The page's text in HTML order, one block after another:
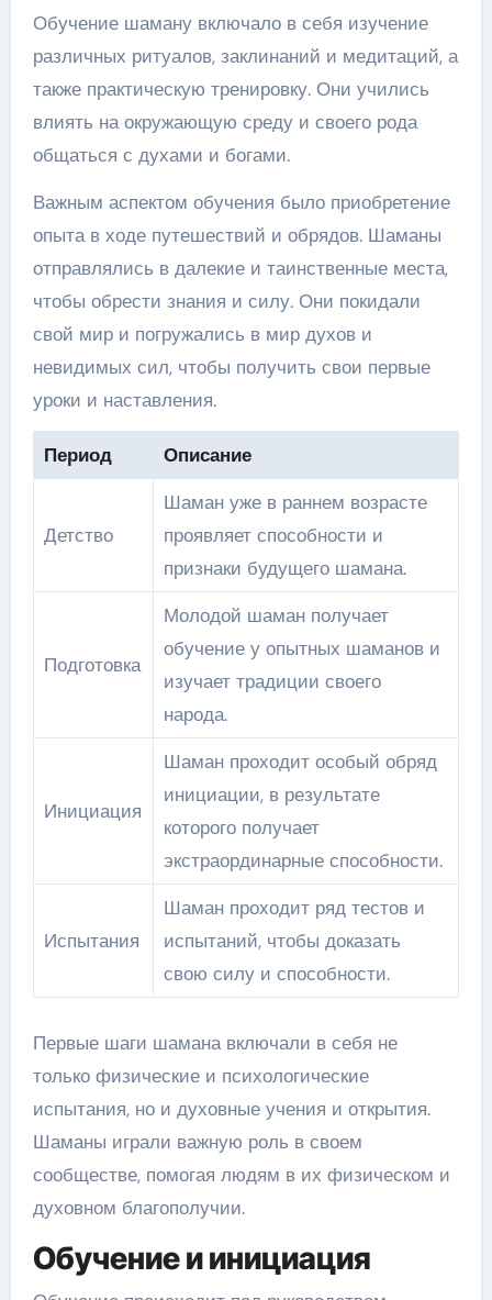
Обучение шаману включало в себя изучение
различных ритуалов, заклинаний и медитаций, а
также практическую тренировку. Они учились
влиять на окружающую среду и своего рода
общаться с духами и богами.
Важным аспектом обучения было приобретение
опыта в ходе путешествий и обрядов. Шаманы
отправлялись в далекие и таинственные места,
чтобы обрести знания и силу. Они покидали
свой мир и погружались в мир духов и
невидимых сил, чтобы получить свои первые
уроки и наставления.
Период Описание
Детство
Шаман уже в раннем возрасте
проявляет способности и
признаки будущего шамана.
Подготовка
Молодой шаман получает
обучение у опытных шаманов и
изучает традиции своего
народа.
Инициация
Шаман проходит особый обряд
инициации, в результате
которого получает
экстраординарные способности.
Испытания
Шаман проходит ряд тестов и
испытаний, чтобы доказать
свою силу и способности.
Первые шаги шамана включали в себя не
только физические и психологические
испытания, но и духовные учения и открытия.
Шаманы играли важную роль в своем
сообществе, помогая людям в их физическом и
духовном благополучии.
Обучение и инициация